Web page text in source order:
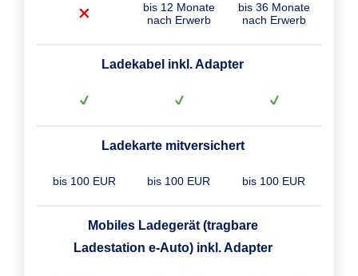
bis 12 Monate
nach Erwerb
bis 36 Monate
nach Erwerb
Ladekabel inkl. Adapter
Ladekarte mitversichert
bis 100 EUR bis 100 EUR bis 100 EUR
Mobiles Ladegerät (tragbare
Ladestation e-Auto) inkl. Adapter